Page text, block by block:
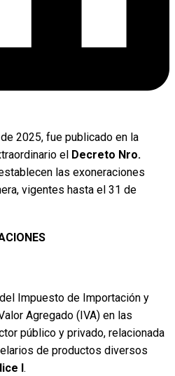
2025, fue publicado en la
el Decreto Nro.
las exoneraciones
vigentes hasta el 31 de
Impuesto de Importación y
Agregado (IVA) en las
público y privado, relacionada
de productos diversos
I .